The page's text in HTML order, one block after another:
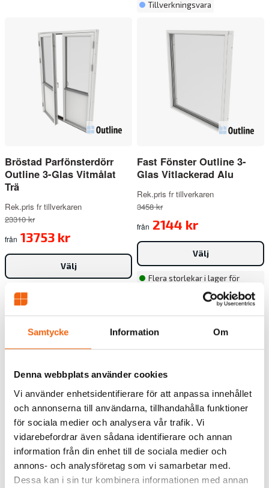
Samtycke Information Om
Denna webbplats använder cookies
Vi använder enhetsidentifierare för att anpassa innehållet
och annonserna till användarna, tillhandahålla funktioner
för sociala medier och analysera vår trafik. Vi
vidarebefordrar även sådana identifierare och annan
information från din enhet till de sociala medier och
annons- och analysföretag som vi samarbetar med.
Dessa kan i sin tur kombinera informationen med annan
levereras med handtag Hoppe Tokyo.Spanjolettens
låsklack och
toppbeslagen är av härdat stål. Borrning för
karmhylsor
är dolda i stängt läge.
Fönsterdörrarna
levereras med dörrspanjolett med
broms.
Stängningsbeslag: Nickelfri spanjolett i förzinkat stål
med härdade låskolvar.
Barnsäkerhet/vädring: Funktionen inbyggd i beslaget.
certifieringsmärke.Kvalitetsmärket står för att
produkten är granskadoch kontrollerad enligt de regler
som finns för varje
produktområde.
Tillverkningsvara
Bröstad Parfönsterdörr
Outline 3-Glas Vitmålat
Trä
Rek.pris fr tillverkaren
23310 kr
från 13753 kr
Välj
Tillverkningsvara
Fast Fönster Outline 3-
Glas Vitlackerad Alu
Rek.pris fr tillverkaren
3458 kr
från 2144 kr
Välj
Flera storlekar i lager för
snabbare leverans
Fast Fönster Outline 3-
Glas Vitmålat Trä
Rek.pris fr tillverkaren
Vridfönster Outline 3-Glas
Vitmålat Trä
Rek.pris fr tillverkaren